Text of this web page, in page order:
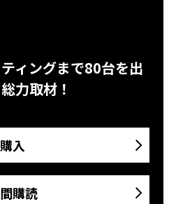
ィングまで80台を出
力取材！
購入
購読